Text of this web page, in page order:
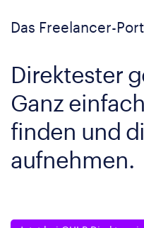
Das Freelancer-
Direktester
Ganz
finden und
aufnehmen.